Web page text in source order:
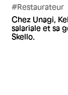
#Restaurateur
Chez Unagi,
salariale et sa
Skello.